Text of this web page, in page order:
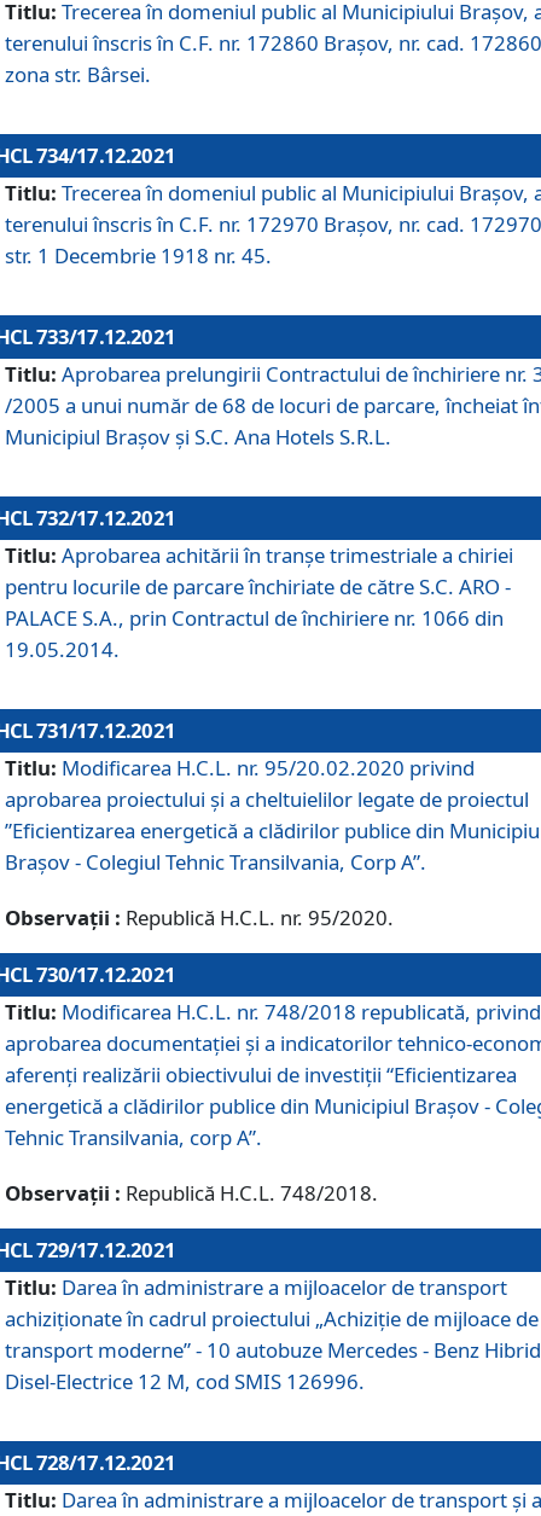
Titlu: Trecerea în domeniul public al Municipiului Braşov,
terenului înscris în C.F. nr. 172860 Brașov, nr. cad.
zona str. Bârsei.
734/17.12.2021
Titlu: Trecerea în domeniul public al Municipiului Braşov,
terenului înscris în C.F. nr. 172970 Brașov, nr. cad.
str. 1 Decembrie 1918 nr. 45.
733/17.12.2021
Titlu: Aprobarea prelungirii Contractului de închiriere nr.
/2005 a unui număr de 68 de locuri de parcare, încheiat
Municipiul Braşov şi S.C. Ana Hotels S.R.L.
732/17.12.2021
Titlu: Aprobarea achitării în tranșe trimestriale a chiriei
pentru locurile de parcare închiriate de către S.C. ARO -
PALACE S.A., prin Contractul de închiriere nr. 1066 din
19.05.2014.
731/17.12.2021
Titlu: Modificarea H.C.L. nr. 95/20.02.2020 privind
aprobarea proiectului și a cheltuielilor legate de proiectul
”Eficientizarea energetică a clădirilor publice din
Brașov - Colegiul Tehnic Transilvania, Corp A”.
Observații : Republică H.C.L. nr. 95/2020.
730/17.12.2021
Titlu: Modificarea H.C.L. nr. 748/2018 republicată, privind
aprobarea documentației și a indicatorilor tehnico-
aferenți realizării obiectivului de investiții “Eficientizarea
energetică a clădirilor publice din Municipiul Brașov -
Tehnic Transilvania, corp A”.
Observații : Republică H.C.L. 748/2018.
729/17.12.2021
Titlu: Darea în administrare a mijloacelor de transport
achiziționate în cadrul proiectului „Achiziţie de mijloace de
transport moderne” - 10 autobuze Mercedes - Benz Hibrid
Disel-Electrice 12 M, cod SMIS 126996.
728/17.12.2021
Titlu: Darea în administrare a mijloacelor de transport și a